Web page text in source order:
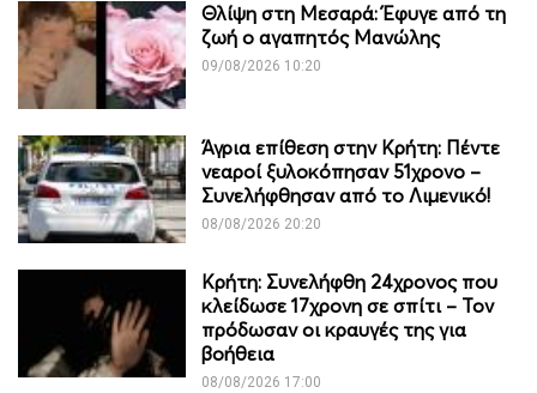
Θλίψη στη Μεσαρά: Έφυγε από τη
ζωή ο αγαπητός Μανώλης
09/08/2026 10:20
Άγρια επίθεση στην Κρήτη: Πέντε
νεαροί ξυλοκόπησαν 51χρονο –
Συνελήφθησαν από το Λιμενικό!
08/08/2026 20:20
Κρήτη: Συνελήφθη 24χρονος που
κλείδωσε 17χρονη σε σπίτι – Τον
πρόδωσαν οι κραυγές της για
βοήθεια
08/08/2026 17:00